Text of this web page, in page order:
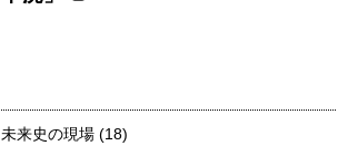
未来史の現場 (18)